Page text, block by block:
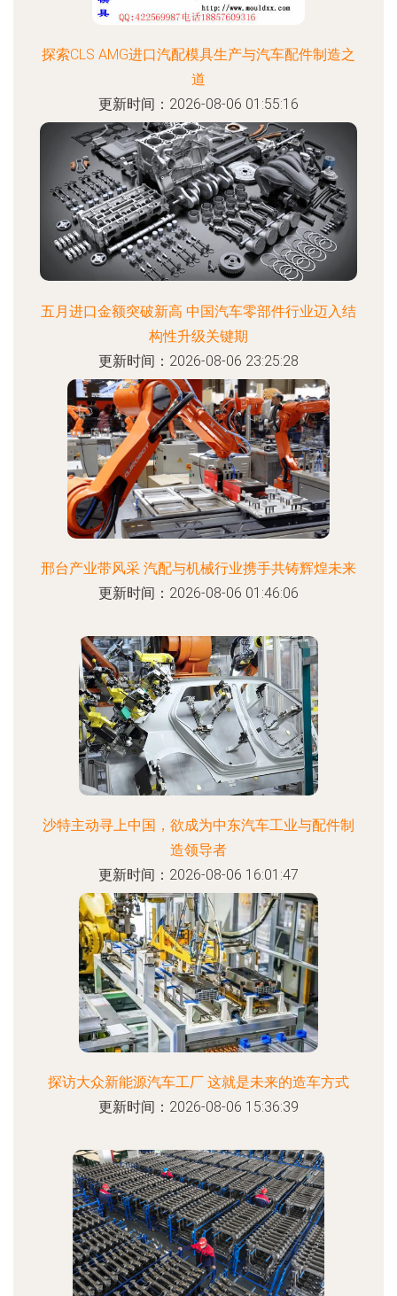
探索CLS AMG进口汽配模具生产与汽车配件制造之
道
更新时间：2026-08-06 01:55:16
五月进口金额突破新高 中国汽车零部件行业迈入结
构性升级关键期
更新时间：2026-08-06 23:25:28
邢台产业带风采 汽配与机械行业携手共铸辉煌未来
更新时间：2026-08-06 01:46:06
沙特主动寻上中国，欲成为中东汽车工业与配件制
造领导者
更新时间：2026-08-06 16:01:47
探访大众新能源汽车工厂 这就是未来的造车方式
更新时间：2026-08-06 15:36:39